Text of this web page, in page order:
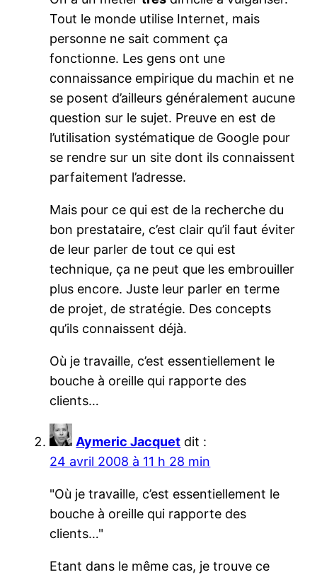
Tout le monde utilise Internet, mais
personne ne sait comment ça
fonctionne. Les gens ont une
connaissance empirique du machin et ne
se posent d’ailleurs généralement aucune
question sur le sujet. Preuve en est de
l’utilisation systématique de Google pour
se rendre sur un site dont ils connaissent
parfaitement l’adresse.
Mais pour ce qui est de la recherche du
bon prestataire, c’est clair qu’il faut éviter
de leur parler de tout ce qui est
technique, ça ne peut que les embrouiller
plus encore. Juste leur parler en terme
de projet, de stratégie. Des concepts
qu’ils connaissent déjà.
Où je travaille, c’est essentiellement le
bouche à oreille qui rapporte des
clients…
Aymeric Jacquet dit :
24 avril 2008 à 11 h 28 min
Où je travaille, c’est essentiellement le
bouche à oreille qui rapporte des
clients…
Etant dans le même cas, je trouve ce